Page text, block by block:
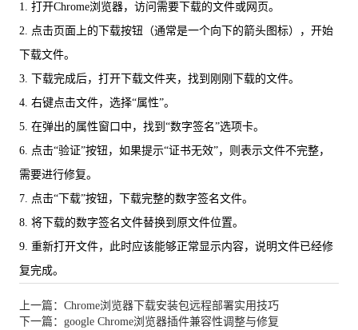
1. 打开Chrome浏览器，访问需要下载的文件或网页。
2. 点击页面上的下载按钮（通常是一个向下的箭头图标），开始
下载文件。
3. 下载完成后，打开下载文件夹，找到刚刚下载的文件。
4. 右键点击文件，选择“属性”。
5. 在弹出的属性窗口中，找到“数字签名”选项卡。
6. 点击“验证”按钮，如果提示“证书无效”，则表示文件不完整，
需要进行修复。
7. 点击“下载”按钮，下载完整的数字签名文件。
8. 将下载的数字签名文件替换到原文件位置。
9. 重新打开文件，此时应该能够正常显示内容，说明文件已经修
复完成。
上一篇：Chrome浏览器下载安装包远程部署实用技巧
下一篇：google Chrome浏览器插件兼容性调整与修复